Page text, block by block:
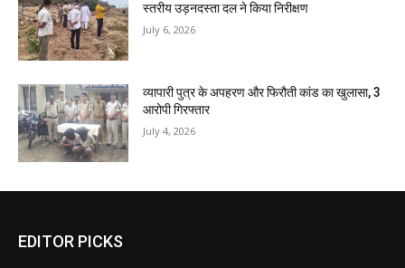
स्तरीय उड़नदस्ता दल ने किया निरीक्षण
July 6, 2026
व्यापारी पुत्र के अपहरण और फिरौती कांड का खुलासा, 3
आरोपी गिरफ्तार
July 4, 2026
EDITOR PICKS